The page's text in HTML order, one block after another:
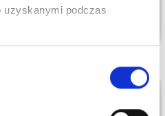
uzyskanymi podczas
Zobacz wszystkie opcje
do 50%
naszej społeczności